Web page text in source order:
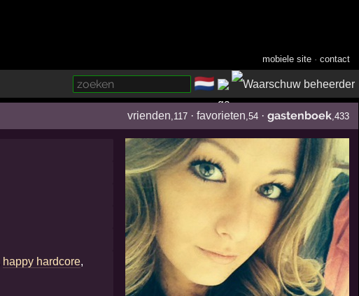
mobiele site ·contact
🇳🇱
vrienden ,117 ·favorieten ,54 ·gastenboek ,433
happy hardcore,